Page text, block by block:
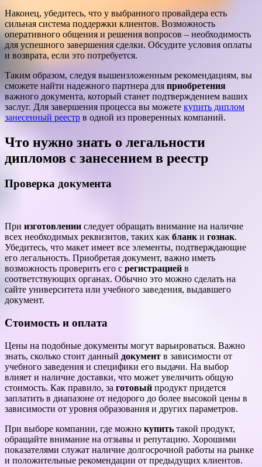
Наконец, убедитесь, что у выбранного провайдера есть
сильная система поддержки клиентов. Возможность
оперативного общения и решения вопросов – необходимость
для успешного завершения сделки. Обсудите условия оплаты
и возврата, если это потребуется.
Таким образом, следуя вышеизложенным рекомендациям, вы
сможете найти надежного партнера для приобретения
важного документа, который станет подтверждением ваших
заслуг. Для завершения процесса вы можете купить диплом
занесенный реестр в одной из проверенных компаний.
Что нужно знать о легальности
дипломов с занесением в реестр
Проверка документа
При изготовлении следует обращать внимание на наличие
всех необходимых реквизитов, таких как бланк и гознак.
Убедитесь, что макет имеет все элементы, подтверждающие
его легальность. Приобретая документ, важно иметь
возможность проверить его с регистрацией в
соответствующих органах. Обычно это можно сделать на
сайте университета или учебного заведения, выдавшего
документ.
Стоимость и оплата
Цены на подобные документы могут варьироваться. Важно
знать, сколько стоит данный документ в зависимости от
учебного заведения и специфики его выдачи. На выбор
влияет и наличие доставки, что может увеличить общую
стоимость. Как правило, за готовый продукт придется
заплатить в диапазоне от недорого до более высокой цены в
зависимости от уровня образования и других параметров.
При выборе компании, где можно купить такой продукт,
обращайте внимание на отзывы и репутацию. Хорошими
показателями служат наличие долгосрочной работы на рынке
и положительные рекомендации от предыдущих клиентов.